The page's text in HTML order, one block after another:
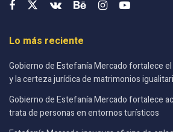
Lo más reciente
Gobierno de Estefanía Mercado fortalece
y la certeza jurídica de matrimonios
Gobierno de Estefanía Mercado fortalece
trata de personas en entornos turísticos